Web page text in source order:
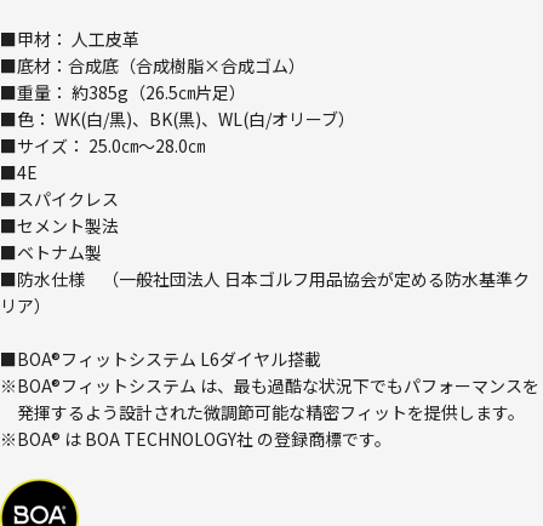
■甲材： 人工皮革
■底材：合成底（合成樹脂×合成ゴム）
■重量： 約385g（26.5㎝片足）
■色： WK(白/黒)、BK(黒)、WL(白/オリーブ）
■サイズ： 25.0㎝～28.0㎝
■4E
■スパイクレス
■セメント製法
■ベトナム製
■防水仕様 （一般社団法人 日本ゴルフ用品協会が定める防水基準ク
リア）
■BOA®フィットシステム L6ダイヤル搭載
※BOA®フィットシステム は、最も過酷な状況下でもパフォーマンスを
発揮するよう設計された微調節可能な精密フィットを提供します。
※BOA® は BOA TECHNOLOGY社 の登録商標です。